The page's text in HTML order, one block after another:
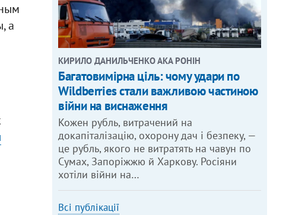
а
КИРИЛО ДАНИЛЬЧЕНКО АКА РОНІН
Багатовимірна ціль: чому удари по
Wildberries стали важливою частиною
війни на виснаження
Кожен рубль, витрачений на
докапіталізацію, охорону дач і безпеку, —
це рубль, якого не витратять на чавун по
Сумах, Запоріжжю й Харкову. Росіяни
хотіли війни на…
Всі публікації